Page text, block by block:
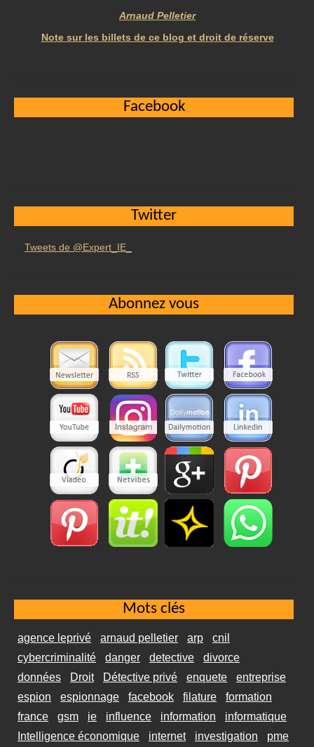
Arnaud Pelletier
Note sur les billets de ce blog et droit de réserve
Facebook
Twitter
Tweets de @Expert_IE_
Abonnez vous
Mots clés
agence leprivé arnaud pelletier arp
cnil
cybercriminalité
danger detective
divorce
données
Droit Détective privé enquete
entreprise
espion
espionnage facebook filature
formation
france
gsm ie influence information
informatique
Intelligence économique
internet investigation pme